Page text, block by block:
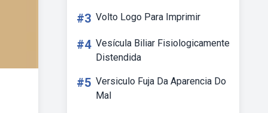
#3 Volto Logo Para Imprimir
#4 Vesícula Biliar Fisiologicamente
Distendida
#5 Versiculo Fuja Da Aparencia Do
Mal